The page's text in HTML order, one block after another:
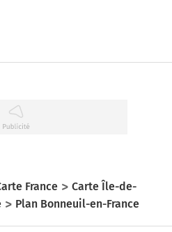
France
Carte Île-de-
Plan Bonneuil-en-France